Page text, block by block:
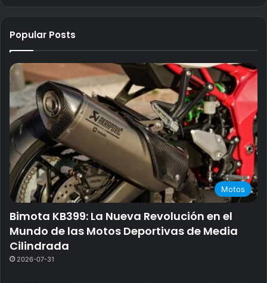
Popular Posts
Motos
Bimota KB399: La Nueva Revolución en el
Mundo de las Motos Deportivas de Media
Cilindrada
2026-07-31